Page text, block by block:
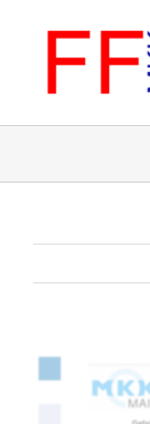
Zeige
grösseres